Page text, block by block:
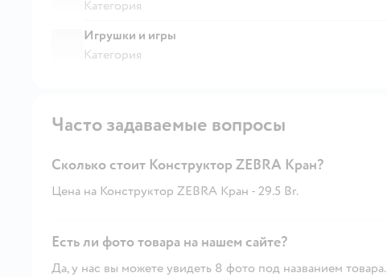
Категория
Игрушки и игры
Категория
Часто задаваемые вопросы
Сколько стоит Конструктор ZEBRA Кран?
Цена на Конструктор ZEBRA Кран - 29.5 Br.
Есть ли фото товара на нашем сайте?
Да, у нас вы можете увидеть 8 фото под названием товара.